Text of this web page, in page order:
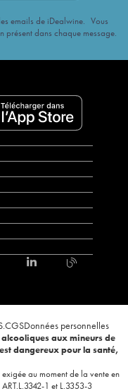
emails de iDealwine. Vous
présent dans chaque message.
CGSDonnées personnelles
aux mineurs de
dangereux pour la santé,
au moment de la vente en
1 et L.3353-3